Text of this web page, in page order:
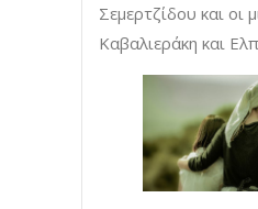
Σεμερτζίδου και οι
Καβαλιεράκη και